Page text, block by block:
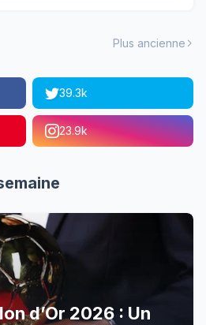
Plus ancienne
39.3k
23.9k
d’Or 2026 : Un